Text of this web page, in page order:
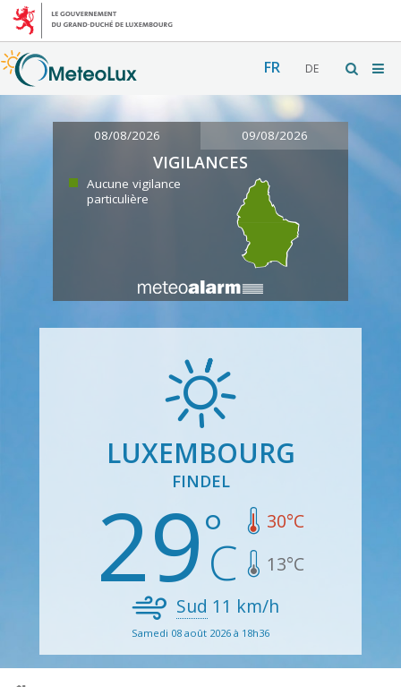
FR DE
08/08/2026 09/08/2026
VIGILANCES
Aucune vigilance
particulière
LUXEMBOURG
FINDEL
29 30°C
13°C
Sud 11 km/h
Samedi 08 août 2026 à 18h36